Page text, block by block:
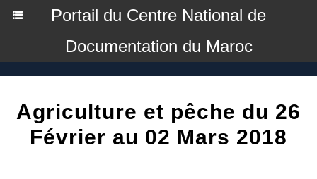
Portail du Centre National de
Documentation du Maroc
Agriculture et pêche du 26
Février au 02 Mars 2018